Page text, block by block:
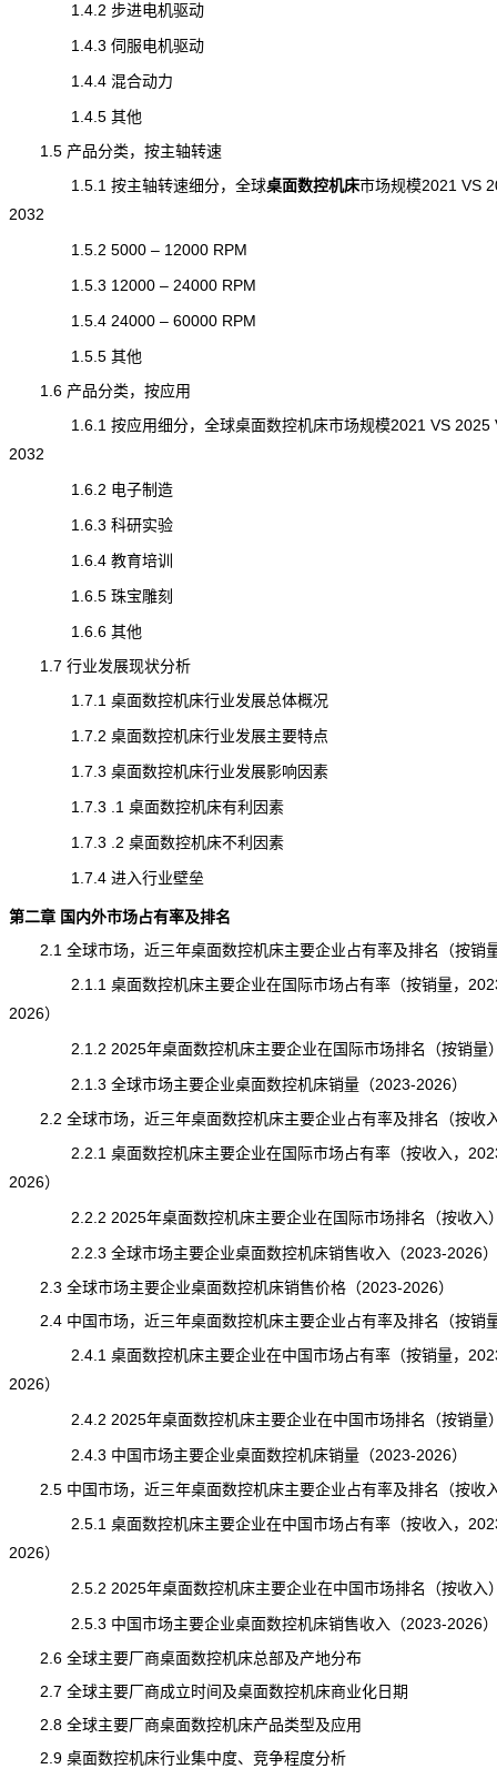
1.4.2 步进电机驱动
1.4.3 伺服电机驱动
1.4.4 混合动力
1.4.5 其他
1.5 产品分类，按主轴转速
1.5.1 按主轴转速细分，全球桌面数控机床市场规模2021 VS
2032
1.5.2 5000 – 12000 RPM
1.5.3 12000 – 24000 RPM
1.5.4 24000 – 60000 RPM
1.5.5 其他
1.6 产品分类，按应用
1.6.1 按应用细分，全球桌面数控机床市场规模2021 VS 2025
2032
1.6.2 电子制造
1.6.3 科研实验
1.6.4 教育培训
1.6.5 珠宝雕刻
1.6.6 其他
1.7 行业发展现状分析
1.7.1 桌面数控机床行业发展总体概况
1.7.2 桌面数控机床行业发展主要特点
1.7.3 桌面数控机床行业发展影响因素
1.7.3 .1 桌面数控机床有利因素
1.7.3 .2 桌面数控机床不利因素
1.7.4 进入行业壁垒
第二章 国内外市场占有率及排名
2.1 全球市场，近三年桌面数控机床主要企业占有率及排名（按销
2.1.1 桌面数控机床主要企业在国际市场占有率（按销量，
2026）
2.1.2 2025年桌面数控机床主要企业在国际市场排名（按销量
2.1.3 全球市场主要企业桌面数控机床销量（2023-2026）
2.2 全球市场，近三年桌面数控机床主要企业占有率及排名（按收
2.2.1 桌面数控机床主要企业在国际市场占有率（按收入，
2026）
2.2.2 2025年桌面数控机床主要企业在国际市场排名（按收入
2.2.3 全球市场主要企业桌面数控机床销售收入（2023-2026）
2.3 全球市场主要企业桌面数控机床销售价格（2023-2026）
2.4 中国市场，近三年桌面数控机床主要企业占有率及排名（按销
2.4.1 桌面数控机床主要企业在中国市场占有率（按销量，
2026）
2.4.2 2025年桌面数控机床主要企业在中国市场排名（按销量
2.4.3 中国市场主要企业桌面数控机床销量（2023-2026）
2.5 中国市场，近三年桌面数控机床主要企业占有率及排名（按收
2.5.1 桌面数控机床主要企业在中国市场占有率（按收入，
2026）
2.5.2 2025年桌面数控机床主要企业在中国市场排名（按收入
2.5.3 中国市场主要企业桌面数控机床销售收入（2023-2026）
2.6 全球主要厂商桌面数控机床总部及产地分布
2.7 全球主要厂商成立时间及桌面数控机床商业化日期
2.8 全球主要厂商桌面数控机床产品类型及应用
2.9 桌面数控机床行业集中度、竞争程度分析